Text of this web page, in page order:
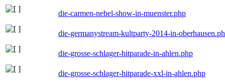
die-carmen-nebel-show-in-muenster.php
die-germanystream-kultparty-2014-in-
die-grosse-schlager-hitparade-in-ahlen.php
die-grosse-schlager-hitparade-xxl-in-ahlen.php